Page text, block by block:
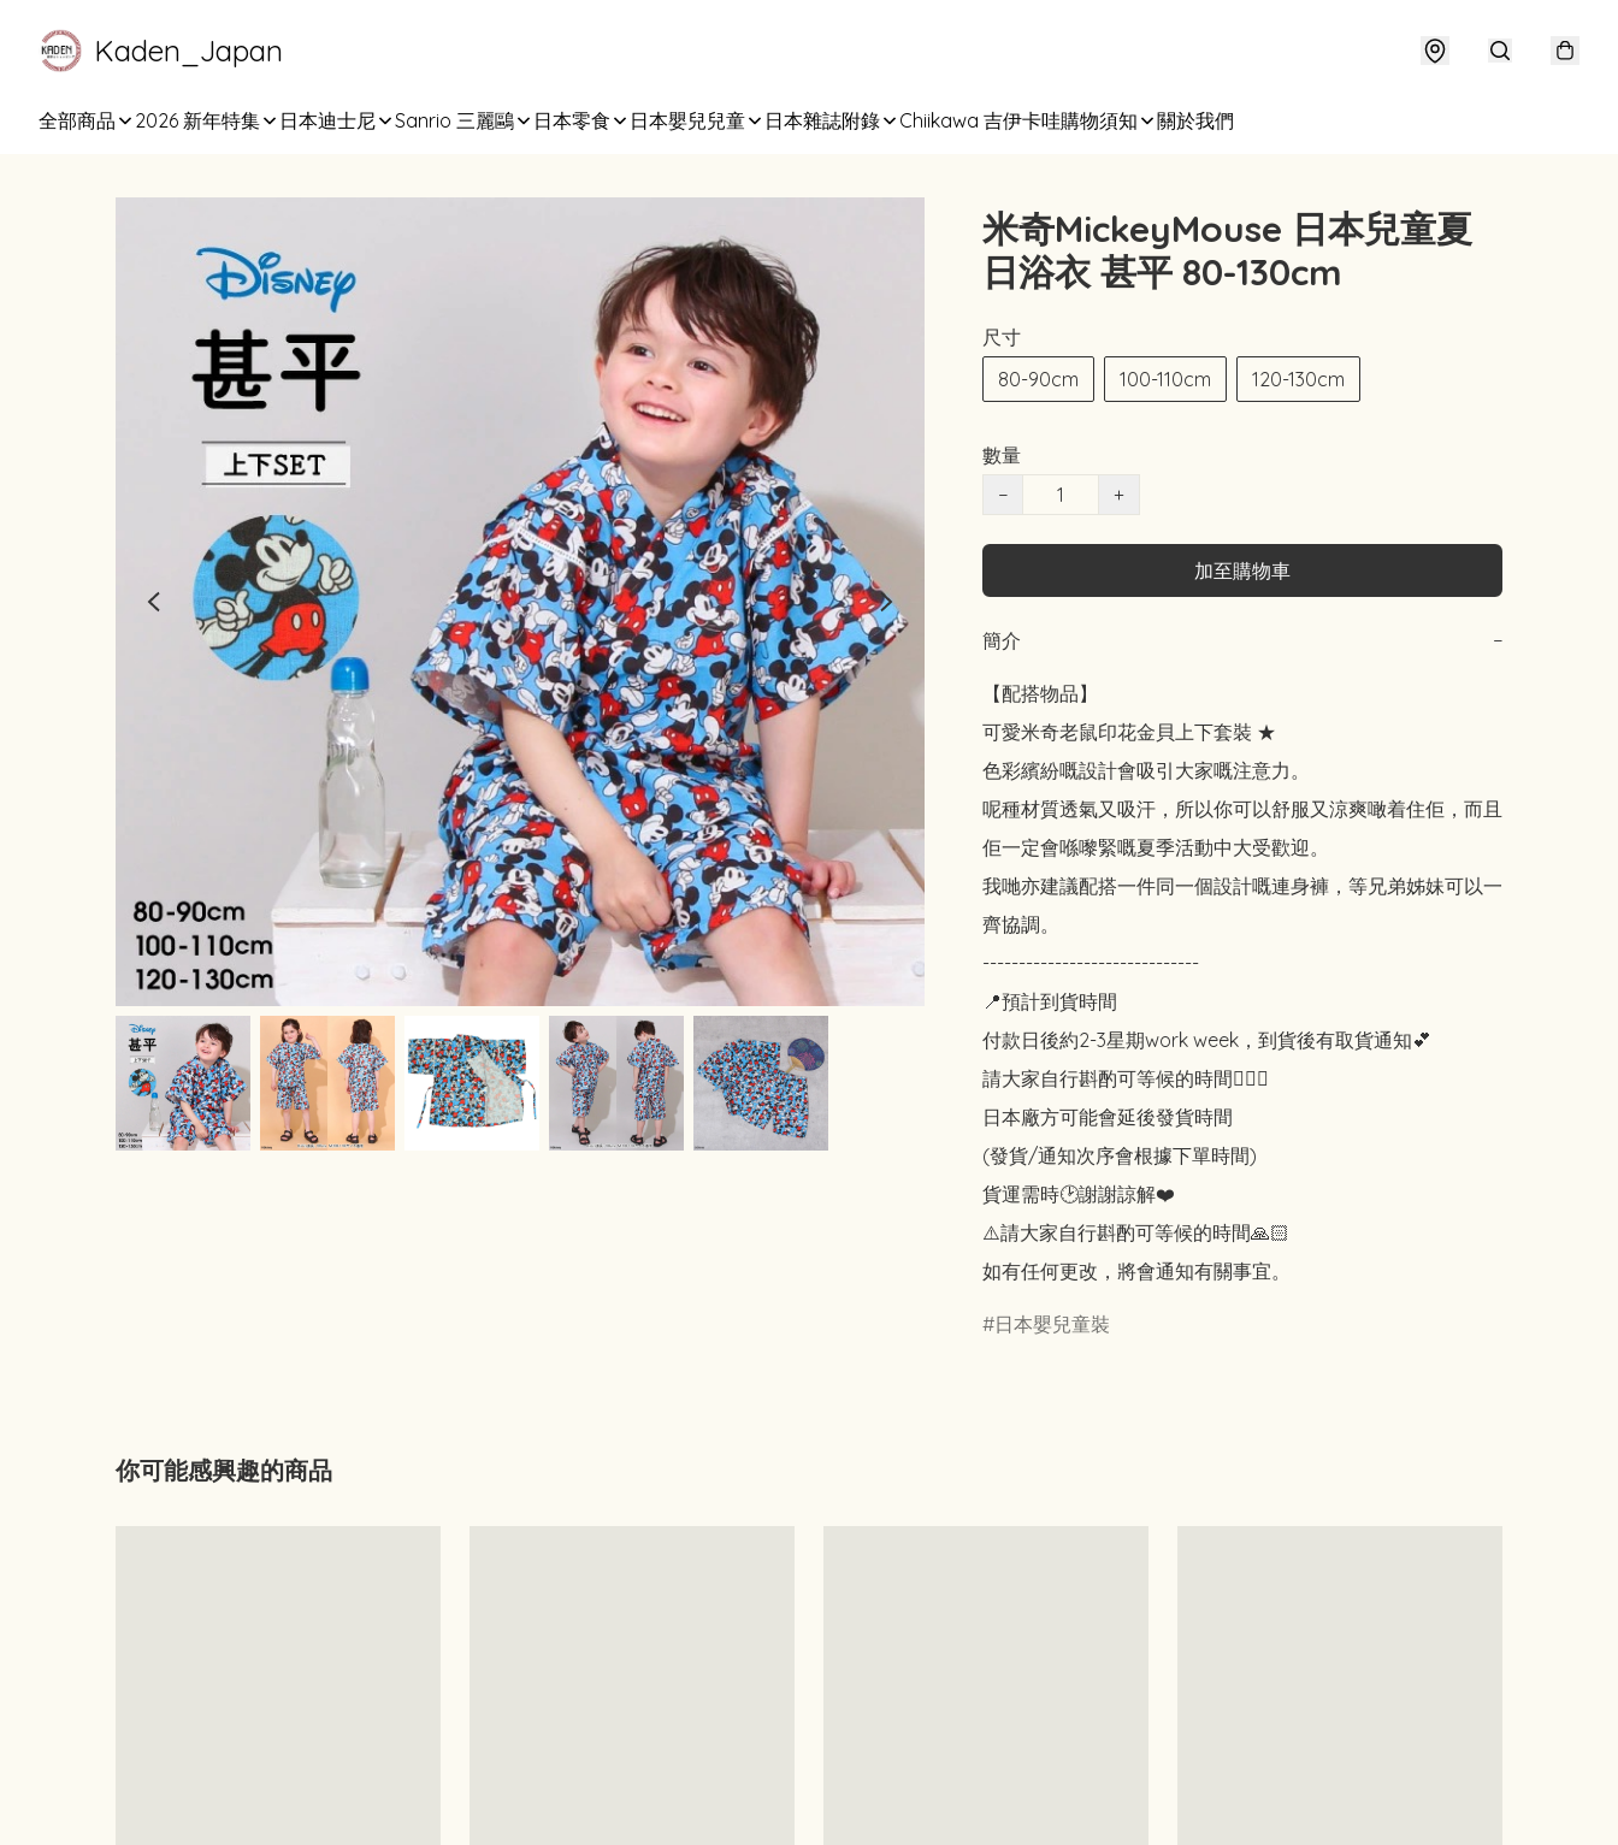
Kaden_Japan
全部商品 2026 新年特集 日本迪士尼 Sanrio 三麗鷗 日本零食 日本嬰兒兒童 日本雜誌附錄 Chiikawa 吉伊卡哇購物須知 關於我們
米奇MickeyMouse 日本兒童夏
日浴衣 甚平 80-130cm
尺寸
80-90cm
100-110cm 120-130cm
數量
−
+
加至購物車
簡介 −
【配搭物品】
可愛米奇老鼠印花金貝上下套裝 ★
色彩繽紛嘅設計會吸引大家嘅注意力。
呢種材質透氣又吸汗，所以你可以舒服又涼爽噉着住佢，而且
佢一定會喺嚟緊嘅夏季活動中大受歡迎。
我哋亦建議配搭一件同一個設計嘅連身褲，等兄弟姊妹可以一
齊協調。
------------------------------
📍預計到貨時間
付款日後約2-3星期work week，到貨後有取貨通知💕
請大家自行斟酌可等候的時間🙇🏻‍♀️
日本廠方可能會延後發貨時間
(發貨/通知次序會根據下單時間)
貨運需時🕑謝謝諒解❤️
⚠️請大家自行斟酌可等候的時間🙏🏻
如有任何更改，將會通知有關事宜。
日本嬰兒童裝
你可能感興趣的商品